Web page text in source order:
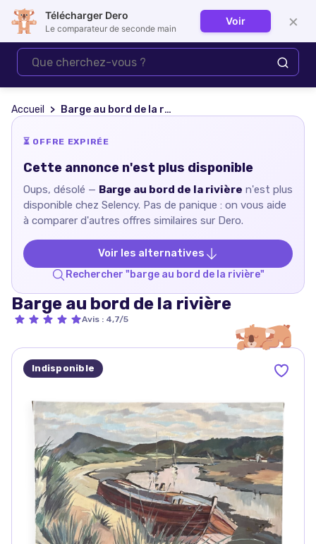
Se connecter
Accueil Barge au bord de la rivière
⏳ OFFRE EXPIRÉE
Cette annonce n'est plus disponible
Oups, désolé — Barge au bord de la rivière n'est plus
disponible chez Selency. Pas de panique : on vous aide
à comparer d'autres offres similaires sur Dero.
Voir les alternatives
Rechercher "barge au bord de la rivière"
Barge au bord de la rivière
Avis : 4,7/5
Indisponible
Télécharger Dero
Le comparateur de seconde main
Voir ×